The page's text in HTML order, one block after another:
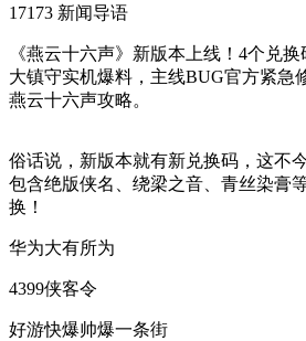
17173 新闻导语
《燕云十六声》新版本上线！4个兑
大镇守实机爆料，主线BUG官方紧急
燕云十六声攻略。
俗话说，新版本就有新兑换码，这不
包含绝版侠名、绕梁之音、青丝染膏
换！
华为大有所为
4399侠客令
好游快爆帅爆一条街